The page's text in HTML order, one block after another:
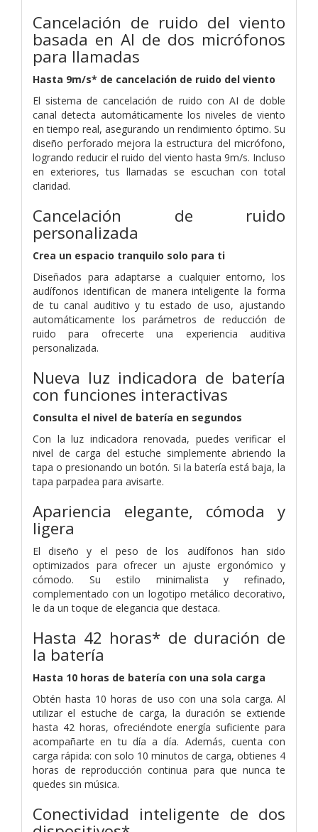
Cancelación de ruido del viento
basada en AI de dos micrófonos
para llamadas
Hasta 9m/s* de cancelación de ruido del viento
El sistema de cancelación de ruido con AI de doble
canal detecta automáticamente los niveles de viento
en tiempo real, asegurando un rendimiento óptimo. Su
diseño perforado mejora la estructura del micrófono,
logrando reducir el ruido del viento hasta 9m/s. Incluso
en exteriores, tus llamadas se escuchan con total
claridad.
Cancelación de ruido
personalizada
Crea un espacio tranquilo solo para ti
Diseñados para adaptarse a cualquier entorno, los
audífonos identifican de manera inteligente la forma
de tu canal auditivo y tu estado de uso, ajustando
automáticamente los parámetros de reducción de
ruido para ofrecerte una experiencia auditiva
personalizada.
Nueva luz indicadora de batería
con funciones interactivas
Consulta el nivel de batería en segundos
Con la luz indicadora renovada, puedes verificar el
nivel de carga del estuche simplemente abriendo la
tapa o presionando un botón. Si la batería está baja, la
tapa parpadea para avisarte.
Apariencia elegante, cómoda y
ligera
El diseño y el peso de los audífonos han sido
optimizados para ofrecer un ajuste ergonómico y
cómodo. Su estilo minimalista y refinado,
complementado con un logotipo metálico decorativo,
le da un toque de elegancia que destaca.
Hasta 42 horas* de duración de
la batería
Hasta 10 horas de batería con una sola carga
Obtén hasta 10 horas de uso con una sola carga. Al
utilizar el estuche de carga, la duración se extiende
hasta 42 horas, ofreciéndote energía suficiente para
acompañarte en tu día a día. Además, cuenta con
carga rápida: con solo 10 minutos de carga, obtienes 4
horas de reproducción continua para que nunca te
quedes sin música.
Conectividad inteligente de dos